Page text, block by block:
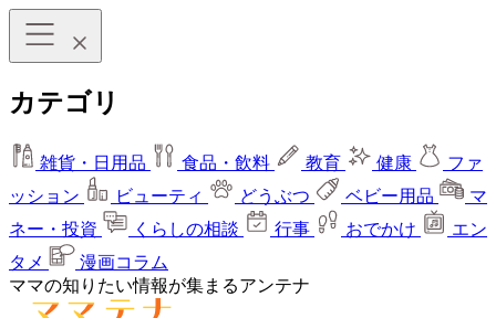
カテゴリ
雑貨・日用品 食品・飲料 教育 健康
ファ
ッション
ビューティ どうぶつ ベビー用品
マ
ネー・投資
くらしの相談 行事 おでかけ
エン
タメ
漫画コラム
ママの知りたい情報が集まるアンテナ